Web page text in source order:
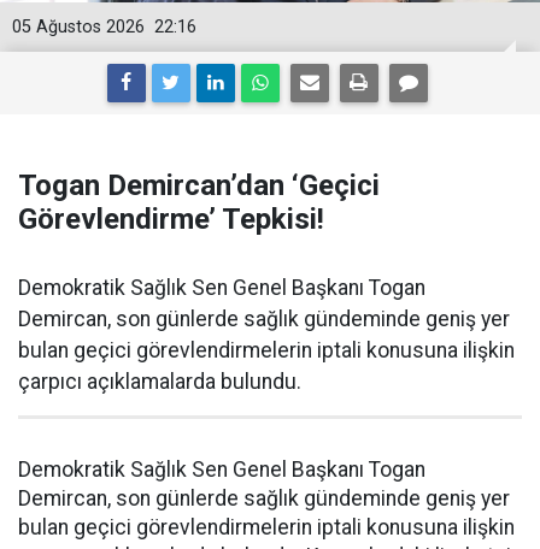
22:16
05 Ağustos 2026
Togan Demircan’dan ‘Geçici
Görevlendirme’ Tepkisi!
Demokratik Sağlık Sen Genel Başkanı Togan
Demircan, son günlerde sağlık gündeminde geniş yer
bulan geçici görevlendirmelerin iptali konusuna ilişkin
çarpıcı açıklamalarda bulundu.
Demokratik Sağlık Sen Genel Başkanı Togan
Demircan, son günlerde sağlık gündeminde geniş yer
bulan geçici görevlendirmelerin iptali konusuna ilişkin